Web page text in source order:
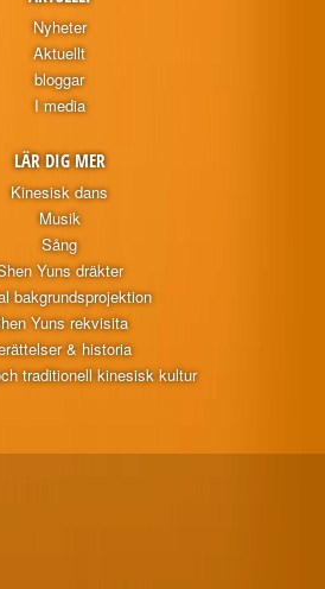
Nyheter
Aktuellt
bloggar
I media
LÄR DIG MER
Kinesisk dans
Musik
Sång
Yuns dräkter
bakgrundsprojektion
Yuns rekvisita
& historia
traditionell kinesisk kultur